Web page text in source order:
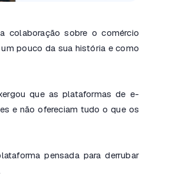
colaboração sobre o comércio
pouco da sua história e como
que as plataformas de e-
e não ofereciam tudo o que os
pensada para derrubar